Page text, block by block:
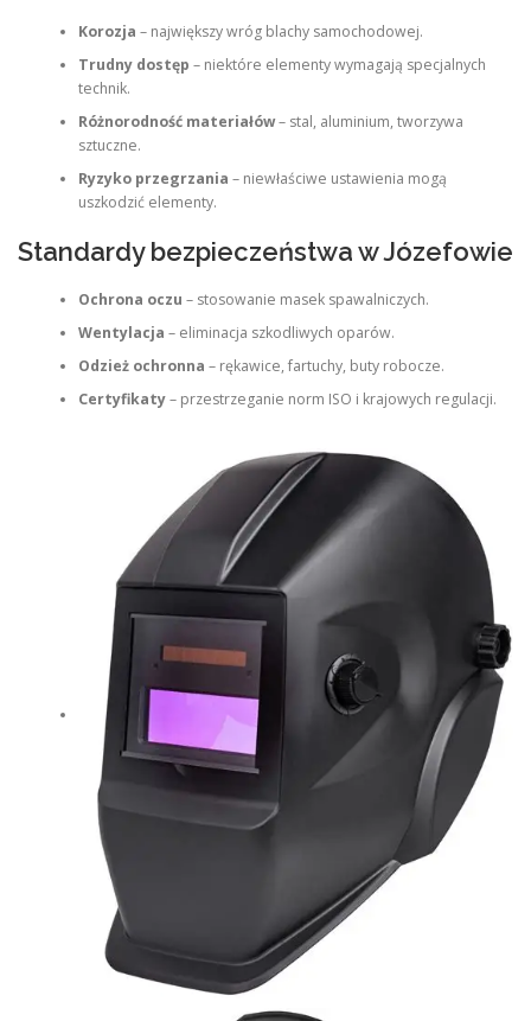
Korozja – największy wróg blachy samochodowej.
Trudny dostęp – niektóre elementy wymagają specjalnych
technik.
Różnorodność materiałów– stal, aluminium, tworzywa
sztuczne.
Ryzyko przegrzania – niewłaściwe ustawienia mogą
uszkodzić elementy.
Standardy bezpieczeństwa w Józefowie
Ochrona oczu – stosowanie masek spawalniczych.
Wentylacja – eliminacja szkodliwych oparów.
Odzież ochronna – rękawice, fartuchy, buty robocze.
Certyfikaty– przestrzeganie norm ISO i krajowych regulacji.